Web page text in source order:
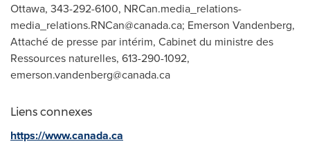
Ottawa, 343-292-6100, NRCan.media_relations-
media_relations.RNCan@canada.ca; Emerson Vandenberg,
Attaché de presse par intérim, Cabinet du ministre des
Ressources naturelles, 613-290-1092,
emerson.vandenberg@canada.ca
Liens connexes
https://www.canada.ca